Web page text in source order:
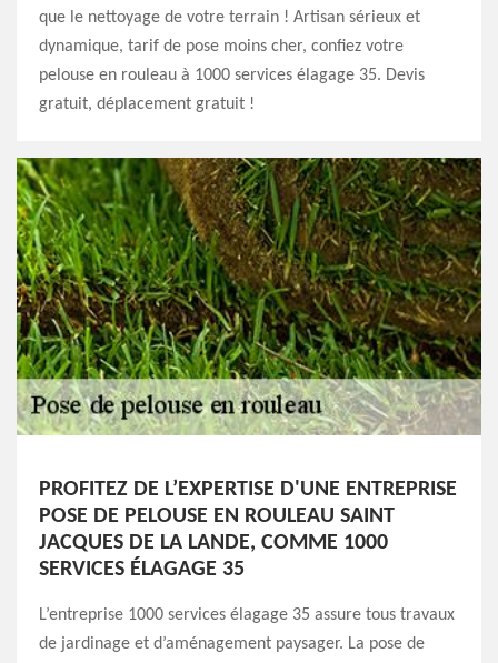
que le nettoyage de votre terrain ! Artisan sérieux et
dynamique, tarif de pose moins cher, confiez votre
pelouse en rouleau à 1000 services élagage 35. Devis
gratuit, déplacement gratuit !
PROFITEZ DE L’EXPERTISE D'UNE ENTREPRISE
POSE DE PELOUSE EN ROULEAU SAINT
JACQUES DE LA LANDE, COMME 1000
SERVICES ÉLAGAGE 35
L’entreprise 1000 services élagage 35 assure tous travaux
de jardinage et d’aménagement paysager. La pose de